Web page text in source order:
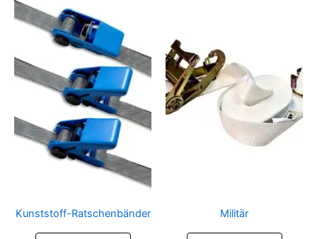
Kunststoff-Ratschenbänder Militär